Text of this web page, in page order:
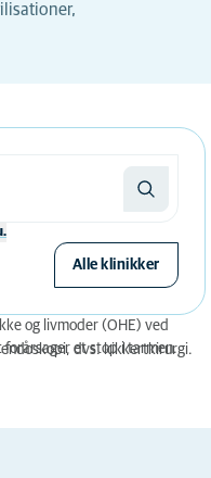
Alle klinikker
og livmoder (OHE) ved
et stop i tarmen.
dvs. kikkertkirurgi.